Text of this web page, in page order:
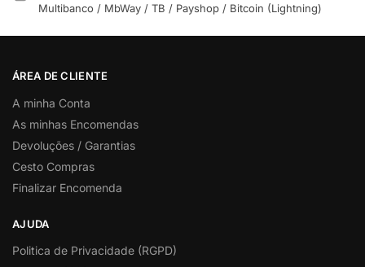
Multibanco / MbWay / TB / Payshop / Bitcoin (Lightning)
ÁREA DE CLIENTE
A minha Conta
As minhas Encomendas
Devoluções / Garantias
Cesto Compras
Finalizar Encomenda
AJUDA
Politica de Privacidade (RGPD)